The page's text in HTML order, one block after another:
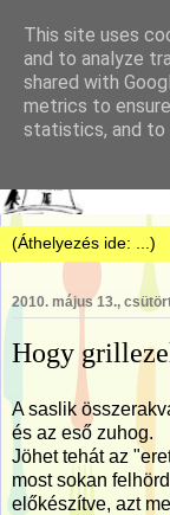
2010. május 13.,
Hogy
A saslik
és az eső zuhog.
Jöhet tehát az
most sokan
előkészítve, azt
This site uses
and to analyze
shared with
metrics to
statistics, and to